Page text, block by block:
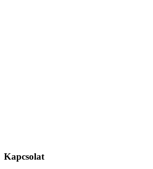
Kapcsolat